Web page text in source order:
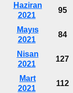
Haziran
2021
95
Mayıs
2021
84
Nisan
2021
127
Mart
2021
112